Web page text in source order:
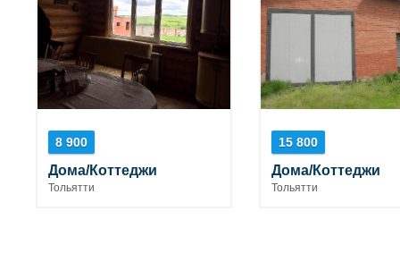
8 900
Дома/Коттеджи
Тольятти
15 800
Дома/Коттеджи
Тольятти